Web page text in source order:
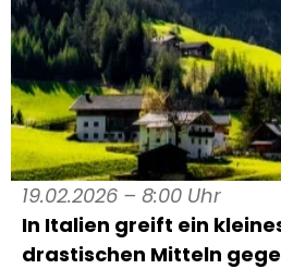
19.02.2026 – 8:00 Uhr
In Italien greift ein
drastischen Mitteln